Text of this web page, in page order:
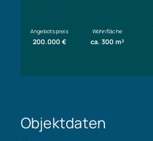
Angebotspreis
200.000 €
Wohnfläche
ca. 300 m²
Objektdaten